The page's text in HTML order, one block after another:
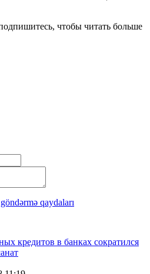
чтобы читать больше
qaydaları